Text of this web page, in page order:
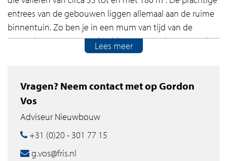
entrees van de gebouwen liggen allemaal aan de ruime
binnentuin. Zo ben je in een mum van tijd van de
gezonde groene omgeving binnen en andersom. In de
garage onder de gebouwen is niet alleen rekening
ruimte gemaakt om je fietsen te stallen.
Unwind & rewind!
Amstelveen. De woningen hebben gezamenlijk een
heerlijk groen park met een grootte van meer dan twee
Lees meer
Vragen? Neem contact met op Gordon
Vos
Adviseur Nieuwbouw
+31 (0)20 - 301 77 15
g.vos@fris.nl